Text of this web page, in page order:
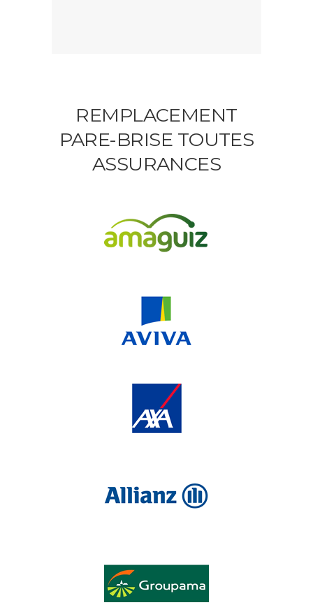
REMPLACEMENT
PARE-BRISE TOUTES
ASSURANCES